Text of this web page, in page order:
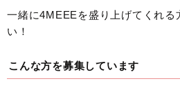
一緒に4MEEEを盛り上げてくれる
い！
こんな方を募集しています